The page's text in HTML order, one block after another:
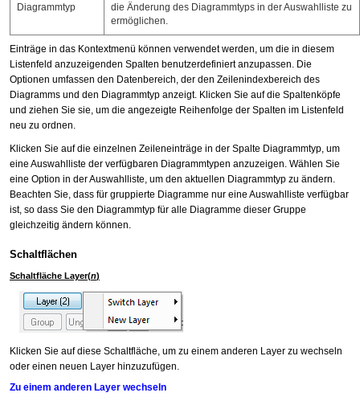
Diagrammtyp
die Änderung des Diagrammtyps in der Auswahlliste zu
ermöglichen.
Einträge in das Kontextmenü können verwendet werden, um die in diesem
Listenfeld anzuzeigenden Spalten benutzerdefiniert anzupassen. Die
Optionen umfassen den Datenbereich, der den Zeilenindexbereich des
Diagramms und den Diagrammtyp anzeigt. Klicken Sie auf die Spaltenköpfe
und ziehen Sie sie, um die angezeigte Reihenfolge der Spalten im Listenfeld
neu zu ordnen.
Klicken Sie auf die einzelnen Zeileneinträge in der Spalte Diagrammtyp, um
eine Auswahlliste der verfügbaren Diagrammtypen anzuzeigen. Wählen Sie
eine Option in der Auswahlliste, um den aktuellen Diagrammtyp zu ändern.
Beachten Sie, dass für gruppierte Diagramme nur eine Auswahlliste verfügbar
ist, so dass Sie den Diagrammtyp für alle Diagramme dieser Gruppe
gleichzeitig ändern können.
Schaltflächen
Schaltfläche Layer(n)
Klicken Sie auf diese Schaltfläche, um zu einem anderen Layer zu wechseln
oder einen neuen Layer hinzuzufügen.
Zu einem anderen Layer wechseln